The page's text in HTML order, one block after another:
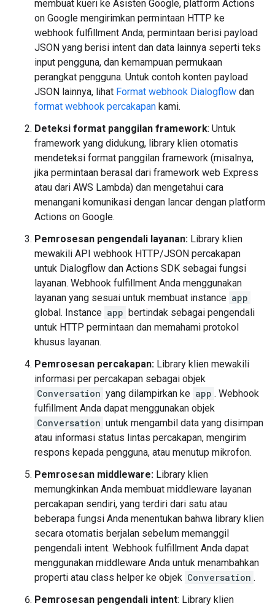
membuat kueri ke Asisten Google, platform Actions
on Google mengirimkan permintaan HTTP ke
webhook fulfillment Anda; permintaan berisi payload
JSON yang berisi intent dan data lainnya seperti teks
input pengguna, dan kemampuan permukaan
perangkat pengguna. Untuk contoh konten payload
JSON lainnya, lihat Format webhook Dialogflow dan
format webhook percakapan kami.
Deteksi format panggilan framework: Untuk
framework yang didukung, library klien otomatis
mendeteksi format panggilan framework (misalnya,
jika permintaan berasal dari framework web Express
atau dari AWS Lambda) dan mengetahui cara
menangani komunikasi dengan lancar dengan platform
Actions on Google.
Pemrosesan pengendali layanan: Library klien
mewakili API webhook HTTP/JSON percakapan
untuk Dialogflow dan Actions SDK sebagai fungsi
layanan. Webhook fulfillment Anda menggunakan
layanan yang sesuai untuk membuat instance app
global. Instance app bertindak sebagai pengendali
untuk HTTP permintaan dan memahami protokol
khusus layanan.
Pemrosesan percakapan: Library klien mewakili
informasi per percakapan sebagai objek
Conversation yang dilampirkan ke app . Webhook
fulfillment Anda dapat menggunakan objek
Conversation untuk mengambil data yang disimpan
atau informasi status lintas percakapan, mengirim
respons kepada pengguna, atau menutup mikrofon.
Pemrosesan middleware: Library klien
memungkinkan Anda membuat middleware layanan
percakapan sendiri, yang terdiri dari satu atau
beberapa fungsi Anda menentukan bahwa library klien
secara otomatis berjalan sebelum memanggil
pengendali intent. Webhook fulfillment Anda dapat
menggunakan middleware Anda untuk menambahkan
properti atau class helper ke objek Conversation .
Pemrosesan pengendali intent: Library klien